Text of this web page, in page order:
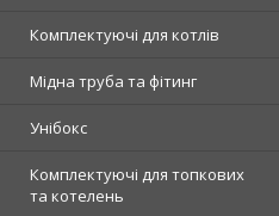
Комплектуючі для котлів
Мідна труба та фітинг
Унібокс
Комплектуючі для топкових
та котелень